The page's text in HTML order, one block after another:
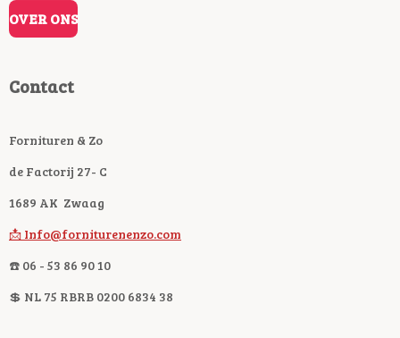
OVER ONS
Contact
Fornituren & Zo
de Factorij 27- C
1689 AK Zwaag
📩 Info@forniturenenzo.com
☎️ 06 - 53 86 90 10
💲 NL 75 RBRB 0200 6834 38